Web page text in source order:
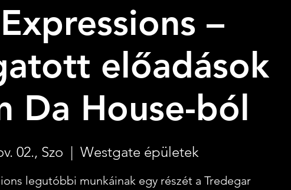
–
előadások
Da House-ból
02., Szo
  |
Westgate épületek
legutóbbi munkáinak egy részét a Tredegar